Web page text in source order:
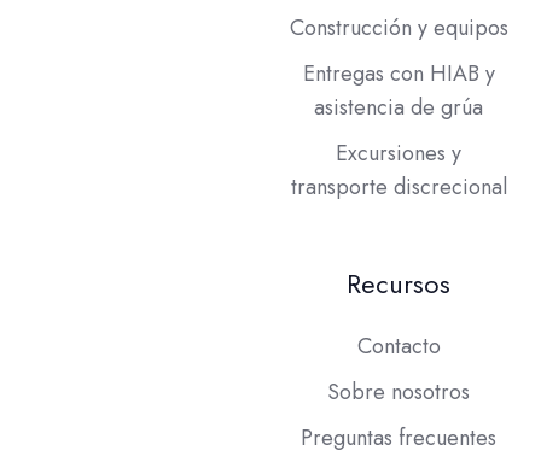
Construcción y equipos
Entregas con HIAB y
asistencia de grúa
Excursiones y
transporte discrecional
Recursos
Contacto
Sobre nosotros
Preguntas frecuentes